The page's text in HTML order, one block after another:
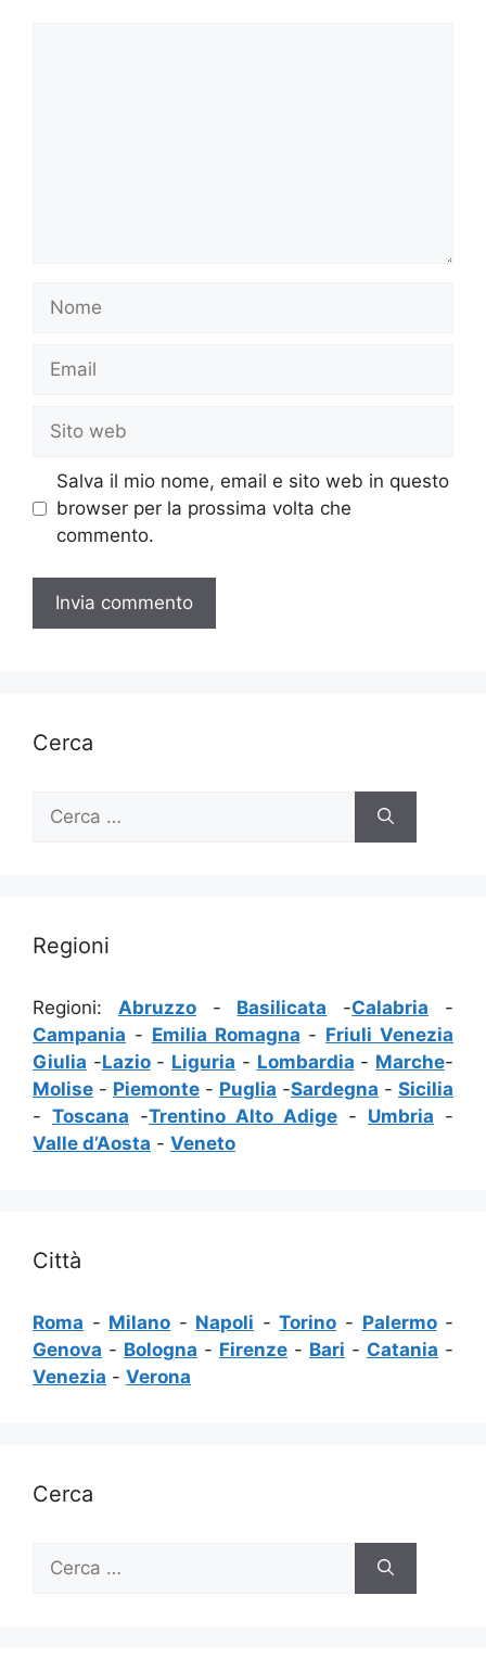
Nome
Email
Sito
web
Salva il mio nome, email e sito web in questo
browser per la prossima volta che
commento.
Cerca
per:
Regioni
Regioni: Abruzzo- Basilicata -Calabria -
Campania - Emilia Romagna - Friuli Venezia
Giulia -Lazio- Liguria - Lombardia - Marche-
Molise - Piemonte - Puglia -Sardegna - Sicilia
- Toscana -Trentino Alto Adige - Umbria -
Valle d’Aosta - Veneto
Città
Roma - Milano - Napoli -Torino - Palermo-
Genova - Bologna - Firenze - Bari - Catania -
Venezia - Verona
Cerca
per: